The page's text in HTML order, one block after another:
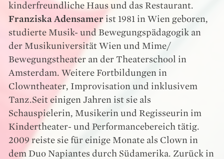
kinderfreundliche Haus und das Restaurant.
Franziska Adensamer ist 1981 in Wien geboren,
studierte Musik- und Bewegungspädagogik an
der Musikuniversität Wien und Mime/
Bewegungstheater an der Theaterschool in
Amsterdam. Weitere Fortbildungen in
Clowntheater, Improvisation und inklusivem
Tanz.Seit einigen Jahren ist sie als
Schauspielerin, Musikerin und Regisseurin im
Kindertheater- und Performancebereich tätig.
2009 reiste sie für einige Monate als Clown in
dem Duo Napiantes durch Südamerika. Zurück in